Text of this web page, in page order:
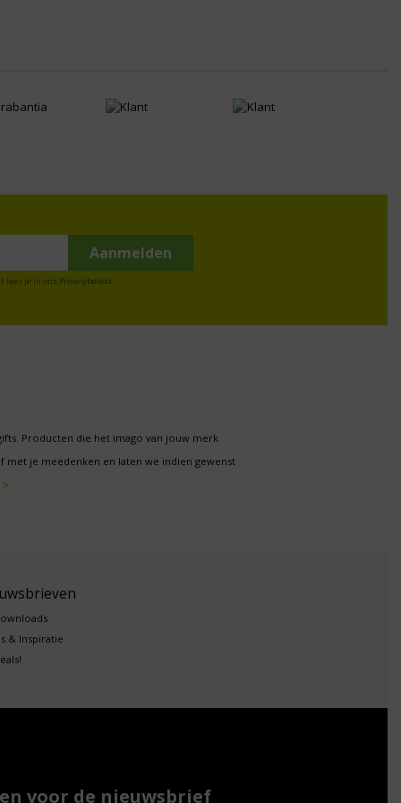
lees je in ons Privacybeleid
Producten die het imago van jouw merk
je meedenken en laten we indien gewenst
>
& Inspiratie
voor de nieuwsbrief